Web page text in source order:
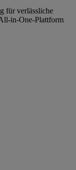
für verlässliche
in-One-Plattform